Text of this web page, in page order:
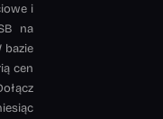
i
na
bazie
cen